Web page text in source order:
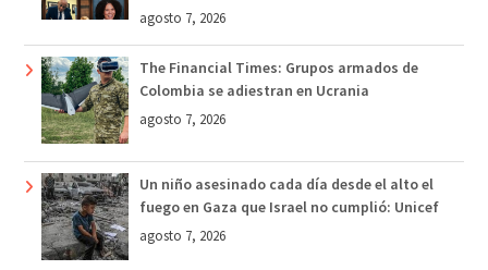
agosto 7, 2026
The Financial Times: Grupos armados de
Colombia se adiestran en Ucrania
agosto 7, 2026
Un niño asesinado cada día desde el alto el
fuego en Gaza que Israel no cumplió: Unicef
agosto 7, 2026